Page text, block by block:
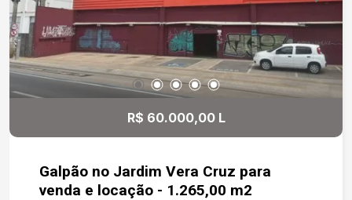
R$ 60.000,00 L
Galpão no Jardim Vera Cruz para
venda e locação - 1.265,00 m2